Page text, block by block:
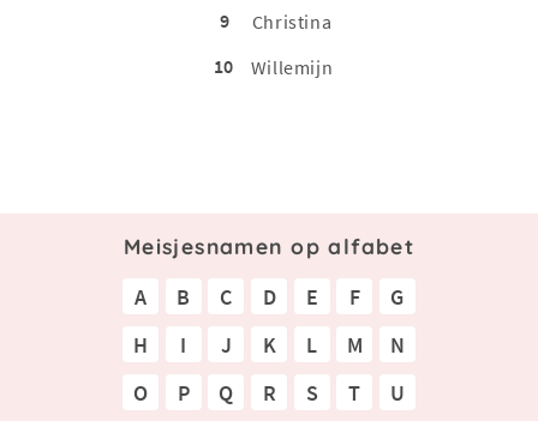
9
Christina
10
Willemijn
Meisjesnamen op alfabet
A B C D E F
G
H
I J K L M
N
O
P Q R S T
U